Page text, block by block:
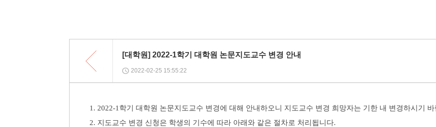
[대학원] 2022-1학기 대학원 논문지도교수 변경 안내
2022-02-25 15:55:22
1. 2022-1 학기 대학원 논문지도교수 변경에 대해 안내하오니 지도교수 변경 희망자는 기한 내 변경하시기
2. 지도교수 변경 신청은 학생의 기수에 따라 아래와 같은 절차로 처리됩니다.